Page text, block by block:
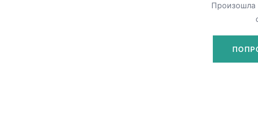
Произошла